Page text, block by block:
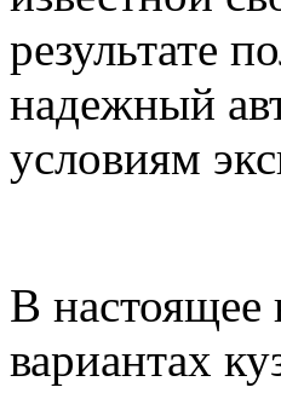
результате
надежный
условиям
В настоящее
вариантах